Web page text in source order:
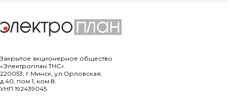
Закрытое акционерное общество
«Электроплан ТНС».
220053, г.Минск, ул.Орловская,
д.40, пом.1, ком.8.
УНП 192439045